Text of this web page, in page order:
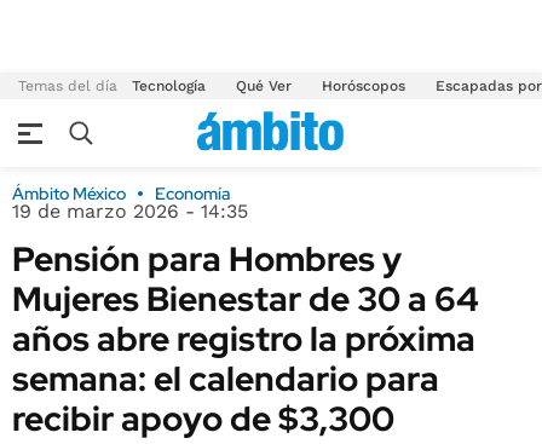
Temas del día Tecnología Qué Ver Horóscopos Escapadas
Ámbito México Economía
19 de marzo 2026 - 14:35
Pensión para Hombres y
Mujeres Bienestar de 30 a 64
años abre registro la próxima
semana: el calendario para
recibir apoyo de $3,300